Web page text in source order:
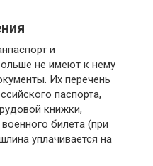
и
не имеют к нему
Их перечень
паспорта,
книжки,
военного билета (при
уплачивается на